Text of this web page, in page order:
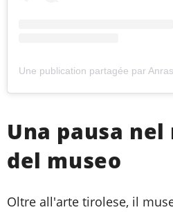
Una pausa
del museo
Oltre all'arte tirolese, il